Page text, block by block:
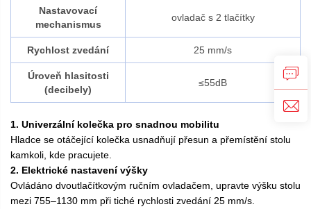
Nastavovací
mechanismus
ovladač s 2 tlačítky
Rychlost zvedání 25 mm/s
Úroveň hlasitosti
(decibely)
≤55dB
1. Univerzální kolečka pro snadnou mobilitu
Hladce se otáčející kolečka usnadňují přesun a přemístění stolu
kamkoli, kde pracujete.
2. Elektrické nastavení výšky
Ovládáno dvoutlačítkovým ručním ovladačem, upravte výšku stolu
mezi 755–1130 mm při tiché rychlosti zvedání 25 mm/s.